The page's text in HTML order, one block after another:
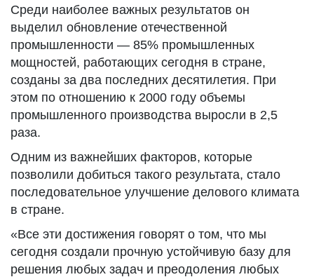
Среди наиболее важных результатов он
выделил обновление отечественной
промышленности — 85% промышленных
мощностей, работающих сегодня в стране,
созданы за два последних десятилетия. При
этом по отношению к 2000 году объемы
промышленного производства выросли в 2,5
раза.
Одним из важнейших факторов, которые
позволили добиться такого результата, стало
последовательное улучшение делового климата
в стране.
«Все эти достижения говорят о том, что мы
сегодня создали прочную устойчивую базу для
решения любых задач и преодоления любых